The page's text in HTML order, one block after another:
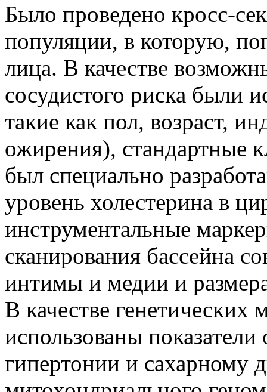
Было проведено кросс-
популяции, в которую,
лица. В качестве
сосудистого риска были
такие как пол, возраст,
ожирения), стандартные
был специально
уровень холестерина в
инструментальные
сканирования бассейна
интимы и медии и
В качестве
использованы
гипертонии и сахарному